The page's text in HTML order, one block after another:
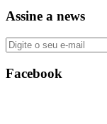
Assine a news
Facebook